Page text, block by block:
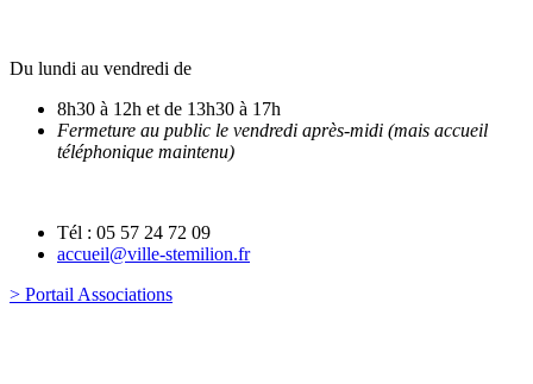
Du lundi au vendredi de
8h30 à 12h et de 13h30 à 17h
Fermeture au public le vendredi après-midi (mais accueil
téléphonique maintenu)
Tél : 05 57 24 72 09
accueil@ville-stemilion.fr
> Portail Associations